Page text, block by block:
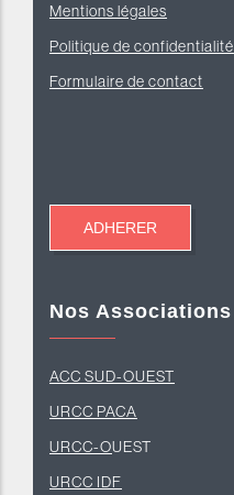
Mentions légales
Politique de confidentialité
Formulaire de contact
Nos Associations
ACC SUD-OUEST
URCC PACA
URCC-OUEST
URCC IDF